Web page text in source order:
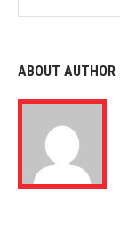
ABOUT AUTHOR